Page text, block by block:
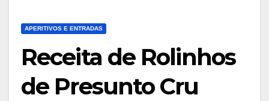
APERITIVOS E ENTRADAS
Receita de Rolinhos
de Presunto Cru